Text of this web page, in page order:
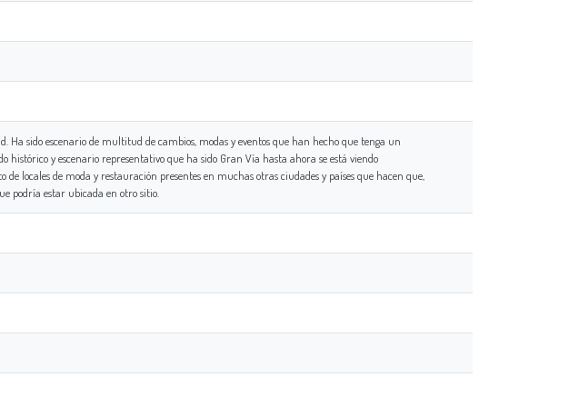
sido escenario de multitud de cambios, modas y eventos que han hecho que tenga un
histórico y escenario representativo que ha sido Gran Vía hasta ahora se está viendo
locales de moda y restauración presentes en muchas otras ciudades y países que hacen que,
podría estar ubicada en otro sitio.